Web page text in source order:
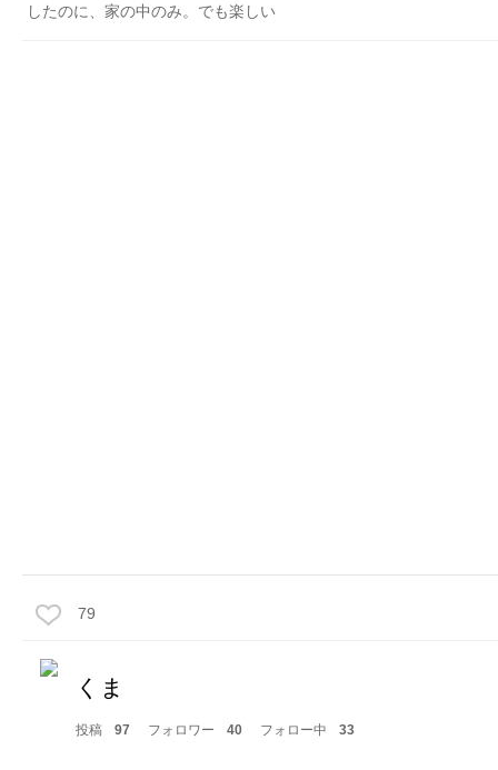
したのに、家の中のみ。でも楽しい
79
くま
投稿 97 フォロワー 40 フォロー中 33